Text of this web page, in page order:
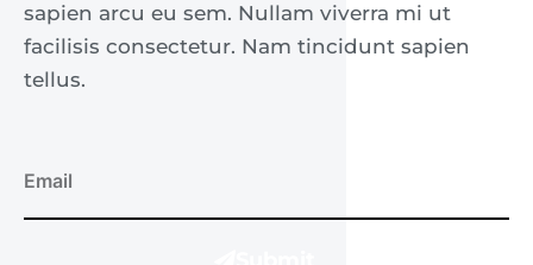
sapien arcu eu sem. Nullam viverra mi ut
facilisis consectetur. Nam tincidunt sapien
tellus.